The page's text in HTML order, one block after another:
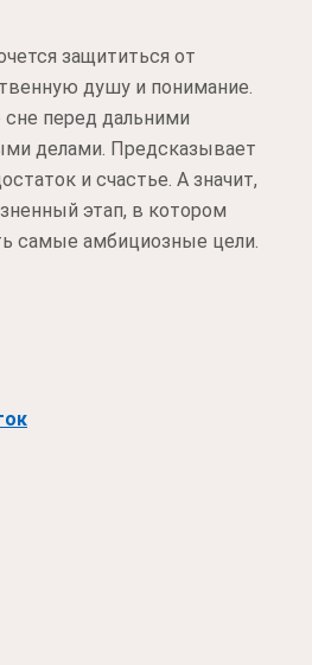
защититься от
душу и понимание.
перед дальними
делами. Предсказывает
и счастье. А значит,
этап, в котором
самые амбициозные цели.